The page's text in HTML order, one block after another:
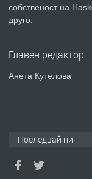
ПРЕДЛАГА
собственост на
друго.
Главен редактор
Анета Кутелова
Последвай ни